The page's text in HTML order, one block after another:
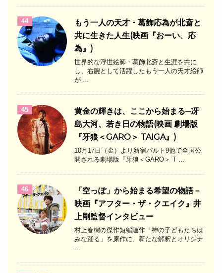
44
もう一人の天才・葛飾応為が北斎と
共に生きた人生(映画『おーい、応
為』)
世界的な浮世絵師・葛飾北斎と生涯を共に
し、右腕として活躍したもう一人の天才絵師
が ...
45
黄金の輝きは、ここから始まる─冴
島大河、若き日の物語(映画 劇場版
『牙狼＜GARO＞ TAIGA』)
10月17日（金）より新宿バルト9他で全国公
開される劇場版『牙狼＜GARO＞ T ...
46
「空っぽ」から始まる希望の物語－
映画『アフター・ザ・クエイク』井
上剛監督インタビュー
村上春樹の傑作短編連作「神の子どもたちは
みな踊る」を原作に、新たな解釈とオリジナ